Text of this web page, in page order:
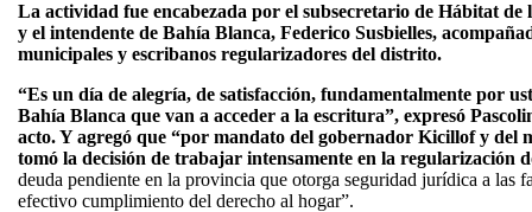
La actividad fue encabezada por el subsecretario de Hábitat
y el intendente de Bahía Blanca, Federico Susbielles,
municipales y escribanos regularizadores del distrito.
“Es un día de alegría, de satisfacción, fundamentalmente por
Bahía Blanca que van a acceder a la escritura”, expresó
acto. Y agregó que “por mandato del gobernador Kicillof y del
tomó la decisión de trabajar intensamente en la regularización
deuda pendiente en la provincia que otorga seguridad jurídica a las
efectivo cumplimiento del derecho al hogar”.